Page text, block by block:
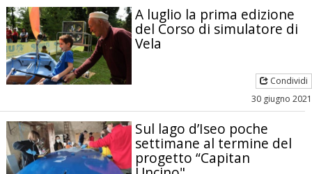
A luglio la prima edizione
del Corso di simulatore di
Vela
Condividi
30 giugno 2021
Sul lago d’Iseo poche
settimane al termine del
progetto “Capitan